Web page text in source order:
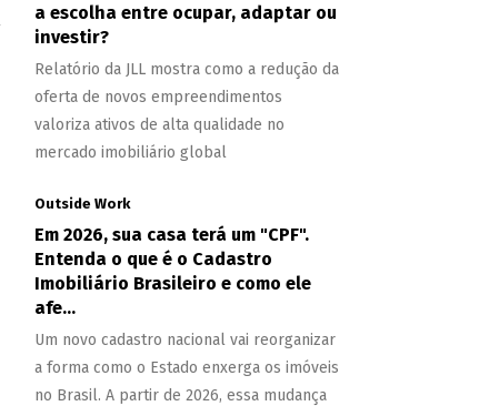
a escolha entre ocupar, adaptar ou
investir?
Relatório da JLL mostra como a redução da
oferta de novos empreendimentos
valoriza ativos de alta qualidade no
mercado imobiliário global
Outside Work
Em 2026, sua casa terá um "CPF".
Entenda o que é o Cadastro
Imobiliário Brasileiro e como ele
afe...
Um novo cadastro nacional vai reorganizar
a forma como o Estado enxerga os imóveis
no Brasil. A partir de 2026, essa mudança